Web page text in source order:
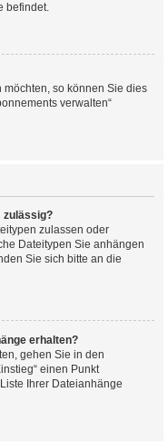
befindet.
so können Sie dies
verwalten“
zulässig?
zulassen oder
Dateitypen Sie anhängen
Sie sich bitte an die
erhalten?
gehen Sie in den
einen Punkt
Ihrer Dateianhänge